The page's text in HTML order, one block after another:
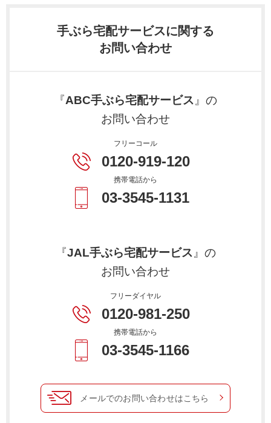
手ぶら宅配サービスに関する
お問い合わせ
『ABC手ぶら宅配サービス 』の
お問い合わせ
フリーコール
0120-919-120
携帯電話から
03-3545-1131
『JAL手ぶら宅配サービス 』の
お問い合わせ
フリーダイヤル
0120-981-250
携帯電話から
03-3545-1166
メールでのお問い合わせはこちら